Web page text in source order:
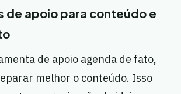
de apoio para conteúdo e
de apoio agenda de fato,
melhor o conteúdo. Isso